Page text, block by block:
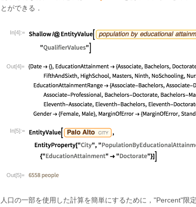
とができる．
In[4]:=
Out[4]=
In[5]:=
Out[5]=
人口の一部を使用した計算を簡単にするために，"Percent"限